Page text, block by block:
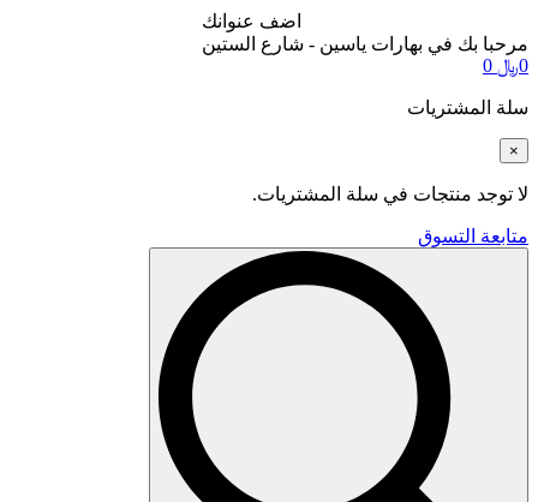
اضف عنوانك
مرحبا بك في بهارات ياسين - شارع الستين
0﷼ 0
سلة المشتريات
×
لا توجد منتجات في سلة المشتريات.
متابعة التسوق
Search